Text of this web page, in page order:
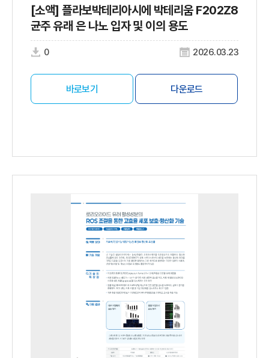
[소액] 플라보박테리아시에 박테리움 F202Z8
균주 유래 은 나노 입자 및 이의 용도
0 2026.03.23
바로보기 다운로드